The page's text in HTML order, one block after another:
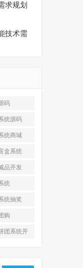
求规划
技术需
码
统源码
统商城
盒系统
品开发
统
统抽奖
购
团系统开